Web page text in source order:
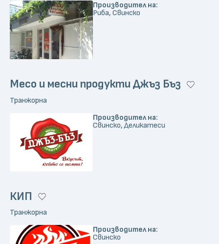
Производител на:
Риба, Свинско
Месо и месни продукти Джъз Бъз
Транжорна
Производител на:
Свинско, Деликатеси
КИП
Транжорна
Производител на:
Свинско